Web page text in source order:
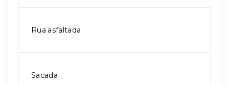
Rua asfaltada
Sacada